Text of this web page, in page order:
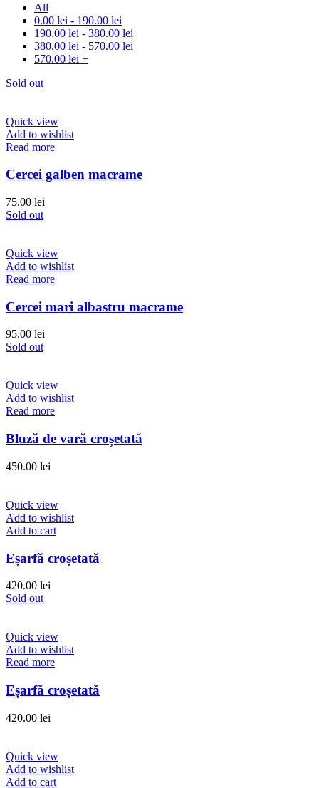
All
0.00 lei - 190.00 lei
190.00 lei - 380.00 lei
380.00 lei - 570.00 lei
570.00 lei +
Sold out
Quick view
Add to wishlist
Read more
Cercei galben macrame
75.00 lei
Sold out
Quick view
Add to wishlist
Read more
Cercei mari albastru macrame
95.00 lei
Sold out
Quick view
Add to wishlist
Read more
Bluză de vară croșetată
450.00 lei
Quick view
Add to wishlist
Add to cart
Eșarfă croșetată
420.00 lei
Sold out
Quick view
Add to wishlist
Read more
Eșarfă croșetată
420.00 lei
Quick view
Add to wishlist
Add to cart